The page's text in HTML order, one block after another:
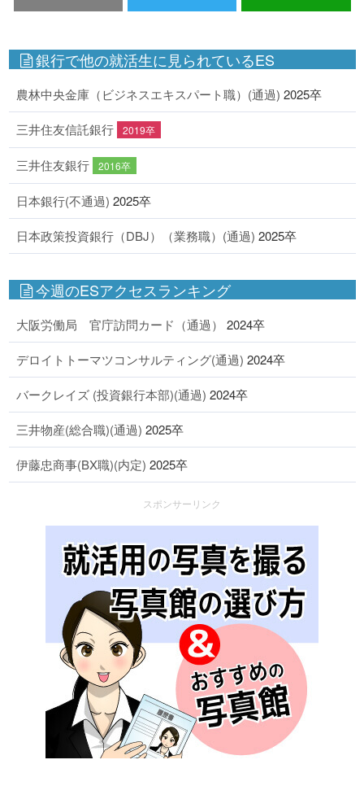
銀行で他の就活生に見られているES
農林中央金庫（ビジネスエキスパート職）(通過) 2025卒
三井住友信託銀行 2019卒
三井住友銀行 2016卒
日本銀行(不通過) 2025卒
日本政策投資銀行（DBJ）（業務職）(通過) 2025卒
今週のESアクセスランキング
大阪労働局 官庁訪問カード（通過） 2024卒
デロイトトーマツコンサルティング(通過) 2024卒
バークレイズ (投資銀行本部)(通過) 2024卒
三井物産(総合職)(通過) 2025卒
伊藤忠商事(BX職)(内定) 2025卒
スポンサーリンク